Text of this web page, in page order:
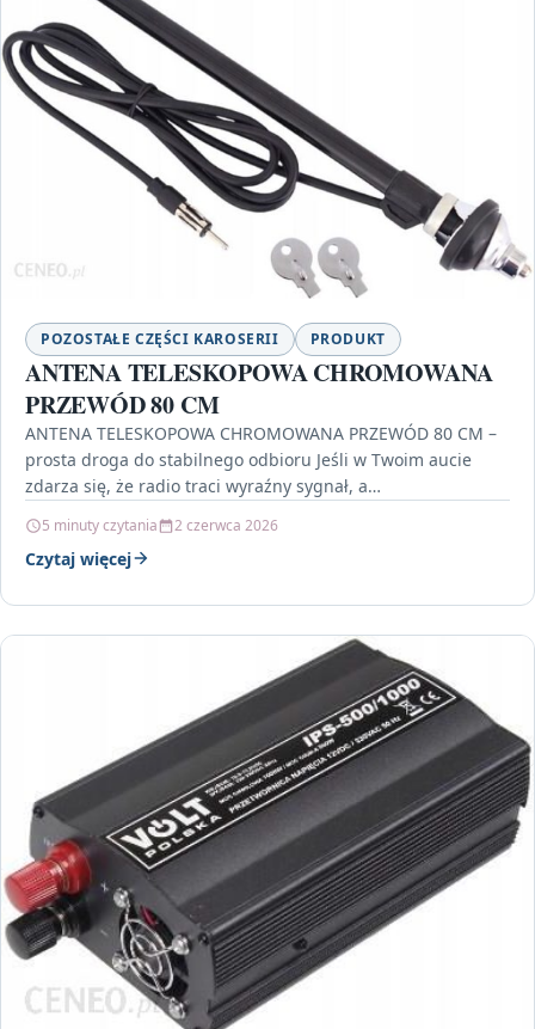
POZOSTAŁE CZĘŚCI KAROSERII PRODUKT
ANTENA TELESKOPOWA CHROMOWANA
PRZEWÓD 80 CM
ANTENA TELESKOPOWA CHROMOWANA PRZEWÓD 80 CM –
prosta droga do stabilnego odbioru Jeśli w Twoim aucie
zdarza się, że radio traci wyraźny sygnał, a…
5 minuty czytania 2 czerwca 2026
Czytaj więcej